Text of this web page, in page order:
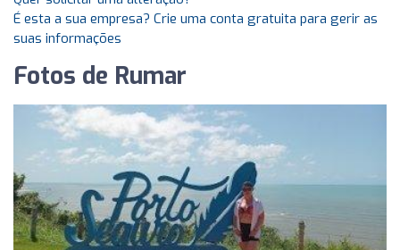
É esta a sua empresa? Crie uma conta gratuita para gerir as
suas informações
Fotos de Rumar